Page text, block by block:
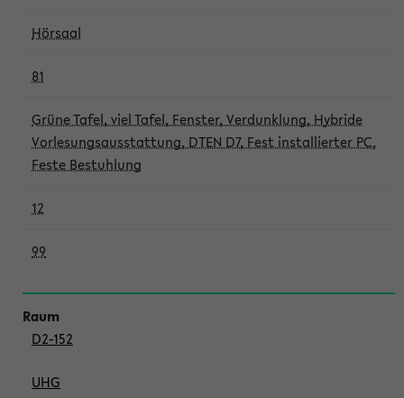
Hörsaal
81
Grüne Tafel, viel Tafel, Fenster, Verdunklung, Hybride
Vorlesungsausstattung, DTEN D7, Fest installierter PC,
Feste Bestuhlung
12
99
D2-152
UHG